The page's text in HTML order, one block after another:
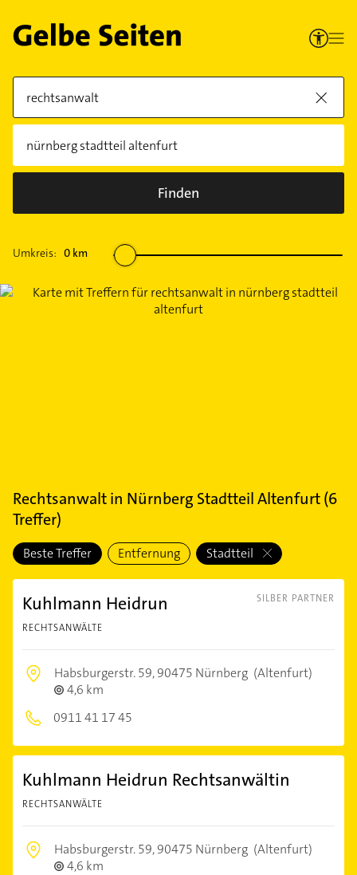
Finden
Umkreis: 0 km
Rechtsanwaltin Nürnberg Stadtteil Altenfurt(6
Treffer)
Beste Treffer Entfernung Stadtteil
SILBER PARTNER
Kuhlmann Heidrun
RECHTSANWÄLTE
Habsburgerstr. 59,90475 Nürnberg (Altenfurt)
4,6 km
0911 41 17 45
Kuhlmann Heidrun Rechtsanwältin
RECHTSANWÄLTE
Habsburgerstr. 59,90475 Nürnberg (Altenfurt)
4,6 km